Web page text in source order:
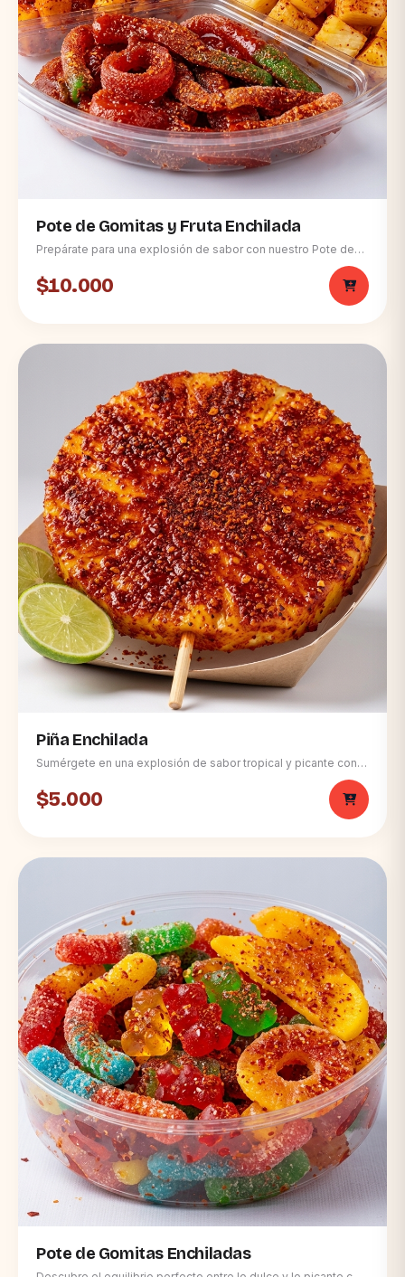
Pote de Gomitas y Fruta Enchilada
Prepárate para una explosión de sabor con nuestro Pote de
Gomitas y Fruta Enchilada, la combinación perfecta de dulzura,
acidez y el toque justo de picante. Disfruta de un festín
irresistible en un práctico envase de tres compartimentos
$10.000
Piña Enchilada
Sumérgete en una explosión de sabor tropical y picante con
nuestra Piña Enchilada, el snack refrescante y vibrante que
combina dulzura, acidez y un toque audaz de chile. ¡La
experiencia perfecta para tu paladar! • 🍍 **Rodaja Gigante y
de Chile:** Generosamente cubierta con un audaz y seco
lima fresca para exprimir y realzar su sabor tropical a tu gusto.
• 🥢 **Ideal para Llevar:** Disfrútala fácilmente gracias a su
práctico palito de madera, perfecta para cualquier momento y
lugar. • ✨ **Fusión de Sabores:** La combinación magistral
de la dulzura de la piña, el picante del chile y la acidez de la
lima en cada mordisco.
$5.000
Pote de Gomitas Enchiladas